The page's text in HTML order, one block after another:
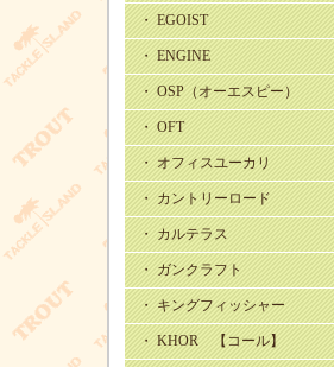
・ EGOIST
・ ENGINE
・ OSP（オーエスピー）
・ OFT
・ オフィスユーカリ
・ カントリーロード
・ カルテラス
・ ガンクラフト
・ キングフィッシャー
・ KHOR 【コール】